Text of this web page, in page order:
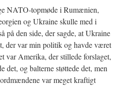
NATO-topmøde i Rumænien,
og Ukraine skulle med i
på den side, der sagde, at Ukraine
der var min politik og havde været
var Amerika, der stillede forslaget,
det, og balterne støttede det, men
var meget kraftigt